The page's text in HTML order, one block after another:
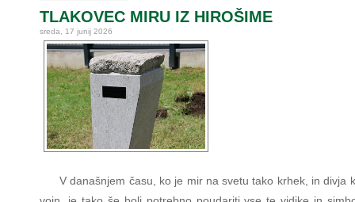
TLAKOVEC MIRU IZ HIROŠIME
sreda, 17 junij 2026
V današnjem času, ko je mir na svetu tako krhek, in divja